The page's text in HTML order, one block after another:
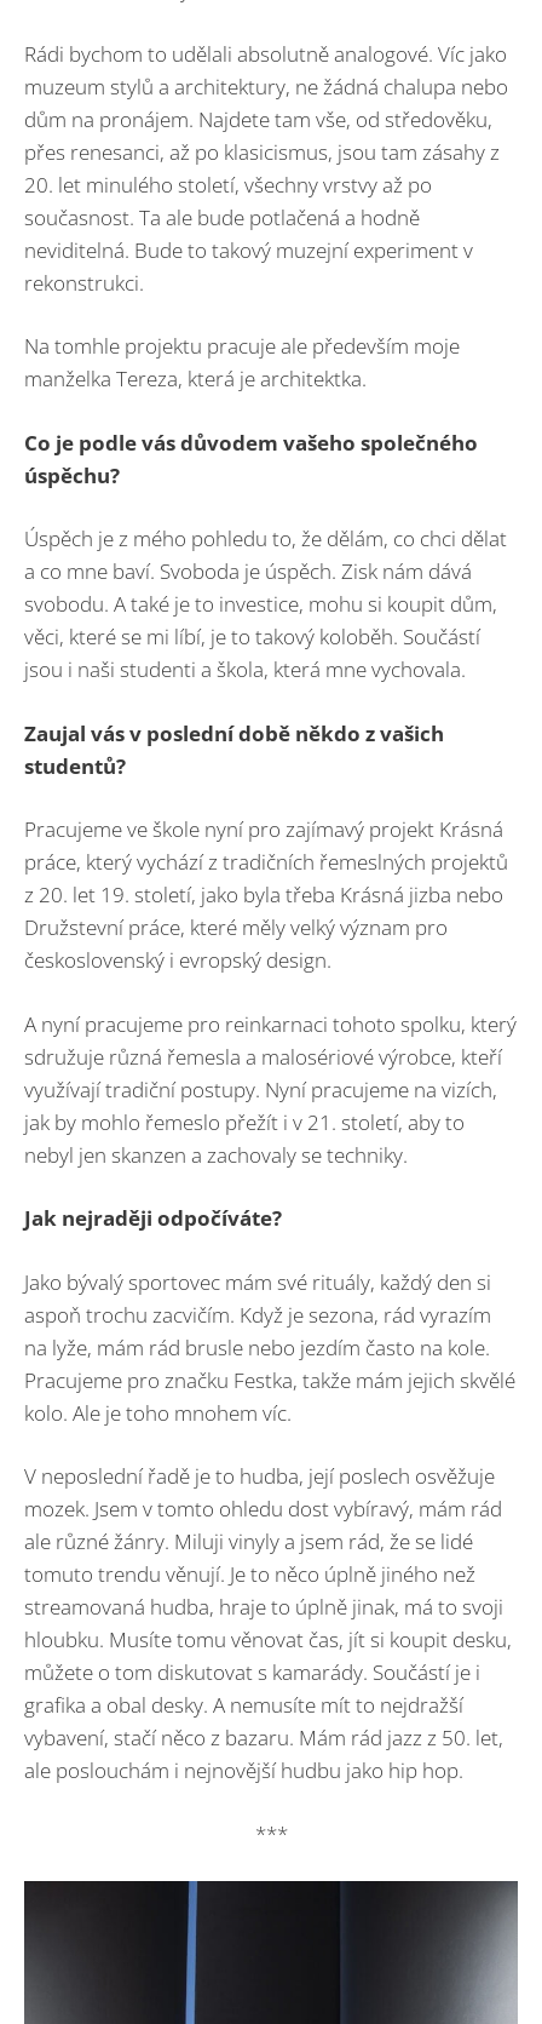
Rádi bychom to udělali absolutně analogové. Víc jako
muzeum stylů a architektury, ne žádná chalupa nebo
dům na pronájem. Najdete tam vše, od středověku,
přes renesanci, až po klasicismus, jsou tam zásahy z
20. let minulého století, všechny vrstvy až po
současnost. Ta ale bude potlačená a hodně
neviditelná. Bude to takový muzejní experiment v
rekonstrukci.
Na tomhle projektu pracuje ale především moje
manželka Tereza, která je architektka.
Co je podle vás důvodem vašeho společného
úspěchu?
Úspěch je z mého pohledu to, že dělám, co chci dělat
a co mne baví. Svoboda je úspěch. Zisk nám dává
svobodu. A také je to investice, mohu si koupit dům,
věci, které se mi líbí, je to takový koloběh. Součástí
jsou i naši studenti a škola, která mne vychovala.
Zaujal vás v poslední době někdo z vašich
studentů?
Pracujeme ve škole nyní pro zajímavý projekt Krásná
práce, který vychází z tradičních řemeslných projektů
z 20. let 19. století, jako byla třeba Krásná jizba nebo
Družstevní práce, které měly velký význam pro
československý i evropský design.
A nyní pracujeme pro reinkarnaci tohoto spolku, který
sdružuje různá řemesla a malosériové výrobce, kteří
využívají tradiční postupy. Nyní pracujeme na vizích,
jak by mohlo řemeslo přežít i v 21. století, aby to
nebyl jen skanzen a zachovaly se techniky.
Jak nejraději odpočíváte?
Jako bývalý sportovec mám své rituály, každý den si
aspoň trochu zacvičím. Když je sezona, rád vyrazím
na lyže, mám rád brusle nebo jezdím často na kole.
Pracujeme pro značku Festka, takže mám jejich skvělé
kolo. Ale je toho mnohem víc.
V neposlední řadě je to hudba, její poslech osvěžuje
mozek. Jsem v tomto ohledu dost vybíravý, mám rád
ale různé žánry. Miluji vinyly a jsem rád, že se lidé
tomuto trendu věnují. Je to něco úplně jiného než
streamovaná hudba, hraje to úplně jinak, má to svoji
hloubku. Musíte tomu věnovat čas, jít si koupit desku,
můžete o tom diskutovat s kamarády. Součástí je i
grafika a obal desky. A nemusíte mít to nejdražší
vybavení, stačí něco z bazaru. Mám rád jazz z 50. let,
ale poslouchám i nejnovější hudbu jako hip hop.
***